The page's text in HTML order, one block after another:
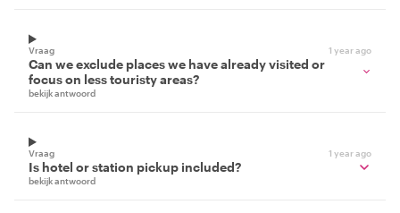
Vraag 1 year ago
Can we exclude places we have already visited or
focus on less touristy areas?
bekijk antwoord
Vraag 1 year ago
Is hotel or station pickup included?
bekijk antwoord